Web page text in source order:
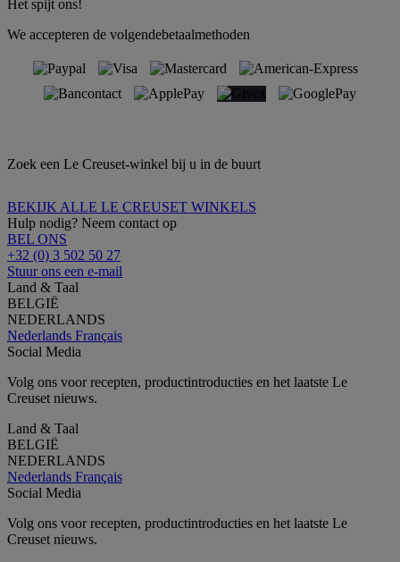
Het spijt ons!
We accepteren de volgendebetaalmethoden
Zoek een Le Creuset-winkel bij u in de buurt
BEKIJK ALLE LE CREUSET WINKELS
Hulp nodig? Neem contact op
BEL ONS
+32 (0) 3 502 50 27
Stuur ons een e-mail
Land & Taal
BELGIË
NEDERLANDS
Nederlands Français
Social Media
Volg ons voor recepten, productintroducties en het laatste Le
Creuset nieuws.
Land & Taal
BELGIË
NEDERLANDS
Nederlands Français
Social Media
Volg ons voor recepten, productintroducties en het laatste Le
Creuset nieuws.